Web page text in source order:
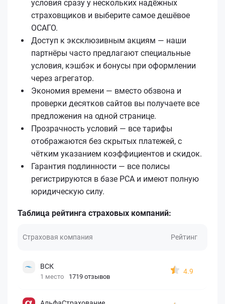
условия сразу у нескольких надёжных
страховщиков и выберите самое дешёвое
ОСАГО.
Доступ к эксклюзивным акциям — наши
партнёры часто предлагают специальные
условия, кэшбэк и бонусы при оформлении
через агрегатор.
Экономия времени — вместо обзвона и
проверки десятков сайтов вы получаете все
предложения на одной странице.
Прозрачность условий — все тарифы
отображаются без скрытых платежей, с
чётким указанием коэффициентов и скидок.
Гарантия подлинности — все полисы
регистрируются в базе РСА и имеют полную
юридическую силу.
Таблица рейтинга страховых компаний:
Страховая компания Рейтинг
ВСК
1 место 1719 отзывов
4.9